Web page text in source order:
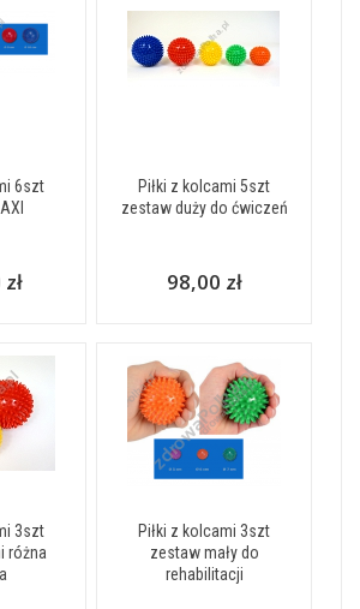
6szt
Piłki z kolcami 5szt
zestaw duży do ćwiczeń
98,00 zł
3szt
różna
Piłki z kolcami 3szt
zestaw mały do
rehabilitacji